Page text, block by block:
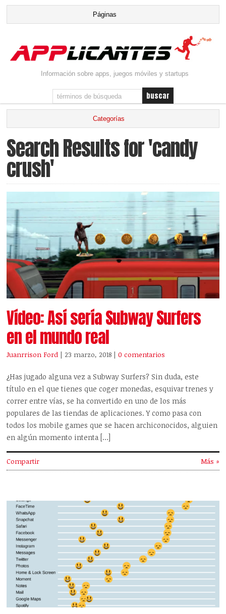
Información sobre apps, juegos móviles y startups
Search Results for 'candy
crush'
Vídeo: Así sería Subway Surfers
en el mundo real
Juanrrison Ford | 23 marzo, 2018 |0 comentarios
¿Has jugado alguna vez a Subway Surfers? Sin duda, este
título en el que tienes que coger monedas, esquivar trenes y
correr entre vías, se ha convertido en uno de los más
populares de las tiendas de aplicaciones. Y como pasa con
todos los mobile games que se hacen archiconocidos, alguien
en algún momento intenta […]
Compartir Más »